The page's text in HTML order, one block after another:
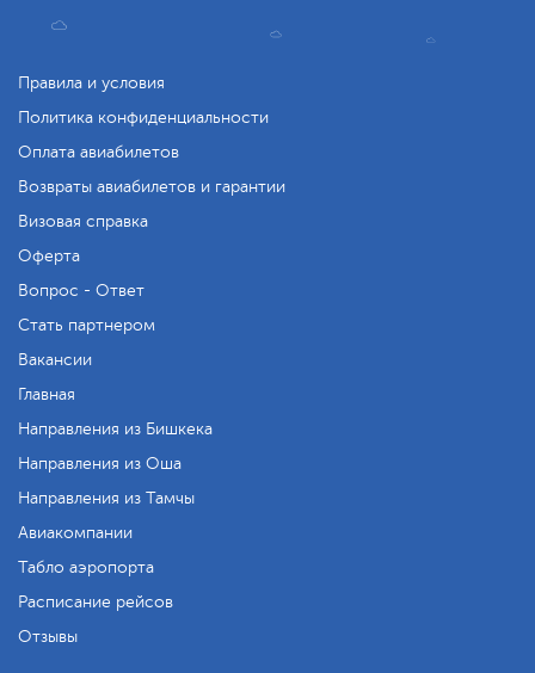
Правила и условия
Политика конфиденциальности
Оплата авиабилетов
Возвраты авиабилетов и гарантии
Визовая справка
Оферта
Вопрос - Ответ
Стать партнером
Вакансии
Главная
Направления из Бишкека
Направления из Оша
Направления из Тамчы
Авиакомпании
Табло аэропорта
Расписание рейсов
Отзывы